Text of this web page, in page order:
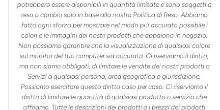
potrebbero essere disponibili in quantità limitate e sono soggetti a
reso o cambio solo in base alla nostra Politica di Reso. Abbiamo
fatto ogni sforzo per mostrare nel modo più accurato possibile i
colori e le immagini dei nostri prodotti che appaiono in negozio.
Non possiamo garantire che la visualizzazione di qualsiasi colore
sul monitor del tuo computer sia accurata. Ci riserviamo il diritto,
ma non siamo obbligati, di limitare le vendite dei nostri prodotti o
Servizi a qualsiasi persona, area geografica o giurisdizione.
Possiamo esercitare questo diritto caso per caso. Ci riserviamo il
diritto di limitare le quantità di qualsiasi prodotto o servizio che
offriamo. Tutte le descrizioni dei prodotti o i prezzi dei prodotti